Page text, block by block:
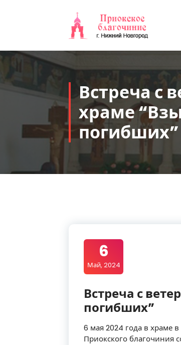
Встреча с
храме
погибших”
6
Май, 2024
Встреча с
погибших”
6 мая 2024 года в храме
Приокского благочиния